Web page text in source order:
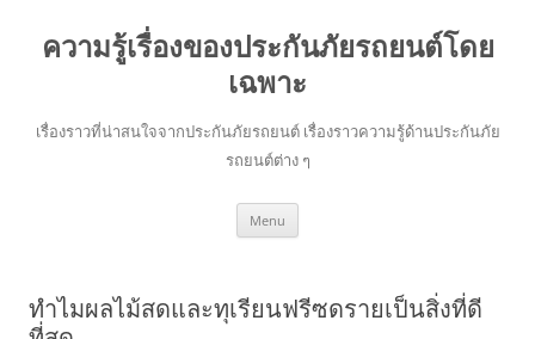
ความรู้เรื่องของประกันภัยรถยนต์โดย
เฉพาะ
เรื่องราวที่น่าสนใจจากประกันภัยรถยนต์ เรื่องราวความรู้ด้านประกันภัย
รถยนต์ต่าง ๆ
Menu
ทำไมผลไม้สดและทุเรียนฟรีซดรายเป็นสิ่งที่ดี